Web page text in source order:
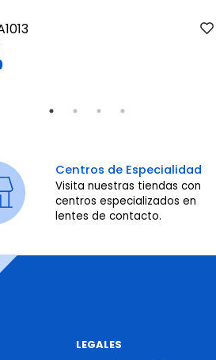
from
to
Centros de Especialidad
Visita nuestras tiendas con
centros especializados en
lentes de contacto.
LEGALES